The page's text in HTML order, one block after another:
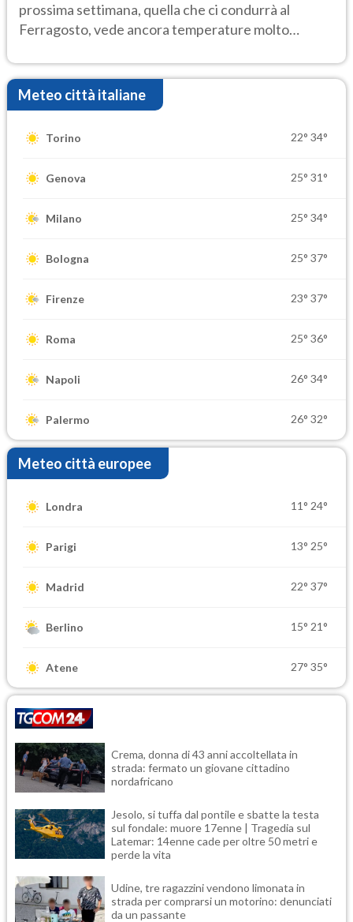
prossima settimana, quella che ci condurrà al
Ferragosto, vede ancora temperature molto
Meteo città italiane
Torino 22° 34°
Genova 25° 31°
Milano 25° 34°
Bologna 25° 37°
Firenze 23° 37°
Roma 25° 36°
Napoli 26° 34°
Palermo 26° 32°
Meteo città europee
Londra 11° 24°
Parigi 13° 25°
Madrid 22° 37°
Berlino 15° 21°
Atene 27° 35°
Crema, donna di 43 anni accoltellata in
strada: fermato un giovane cittadino
nordafricano
Jesolo, si tuffa dal pontile e sbatte la testa
sul fondale: muore 17enne | Tragedia sul
Latemar: 14enne cade per oltre 50 metri e
perde la vita
Udine, tre ragazzini vendono limonata in
strada per comprarsi un motorino: denunciati
da un passante